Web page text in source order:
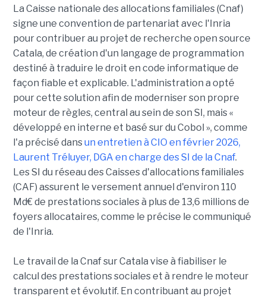
La Caisse nationale des allocations familiales (Cnaf)
signe une convention de partenariat avec l'Inria
pour contribuer au projet de recherche open source
Catala, de création d'un langage de programmation
destiné à traduire le droit en code informatique de
façon fiable et explicable. L'administration a opté
pour cette solution afin de moderniser son propre
moteur de règles, central au sein de son SI, mais «
développé en interne et basé sur du Cobol », comme
l'a précisé dansun entretien à CIO en février 2026,
Laurent Tréluyer, DGA en charge des SI de la Cnaf.
Les SI du réseau des Caisses d'allocations familiales
(CAF) assurent le versement annuel d'environ 110
Md€ de prestations sociales à plus de 13,6 millions de
foyers allocataires, comme le précise le communiqué
de l'Inria.
Le travail de la Cnaf sur Catala vise à fiabiliser le
calcul des prestations sociales et à rendre le moteur
transparent et évolutif. En contribuant au projet